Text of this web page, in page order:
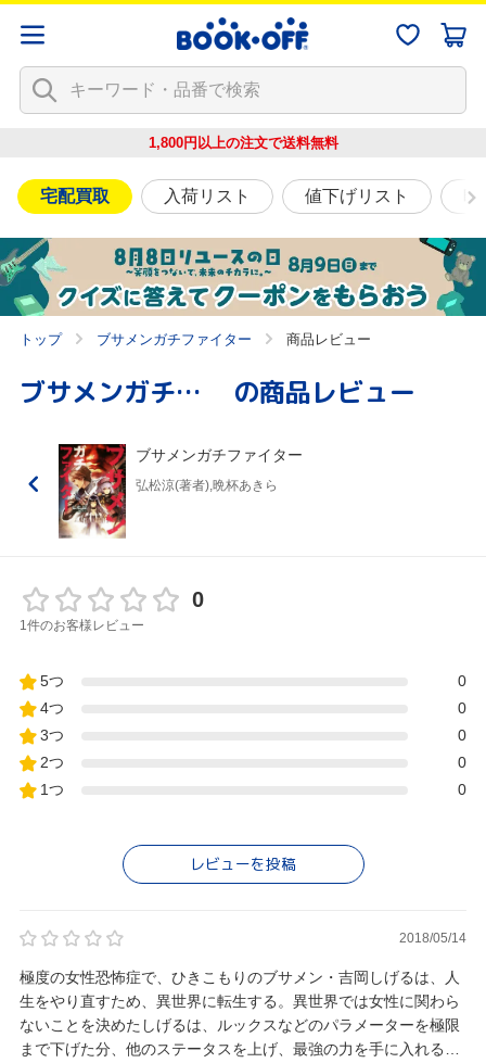
1,800円以上の注文で送料無料
宅配買取 入荷リスト 値下げリスト
トップ ブサメンガチファイター 商品レビュー
ブサメンガチファイター の商品レビュー
ブサメンガチファイター
弘松涼(著者),晩杯あきら
0
1件のお客様レビュー
5つ
0
4つ
0
3つ
0
2つ
0
1つ
0
レビューを投稿
2018/05/14
極度の女性恐怖症で、ひきこもりのブサメン・吉岡しげるは、人
生をやり直すため、異世界に転生する。異世界では女性に関わら
ないことを決めたしげるは、ルックスなどのパラメーターを極限
まで下げた分、他のステータスを上げ、最強の力を手に入れるの